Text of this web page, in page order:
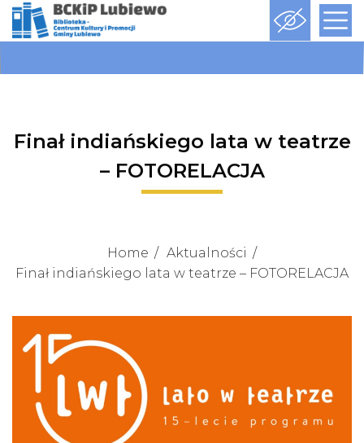
Finał indiańskiego lata w teatrze
– FOTORELACJA
Home
Aktualności
Finał indiańskiego lata w teatrze – FOTORELACJA